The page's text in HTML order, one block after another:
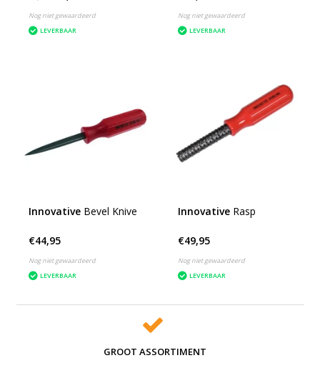
Nog niet gewaardeerd
LEVERBAAR
Nog niet gewaardeerd
LEVERBAAR
Innovative Bevel Knive
€44,95
Nog niet gewaardeerd
LEVERBAAR
Innovative Rasp
€49,95
Nog niet gewaardeerd
LEVERBAAR
GROOT ASSORTIMENT